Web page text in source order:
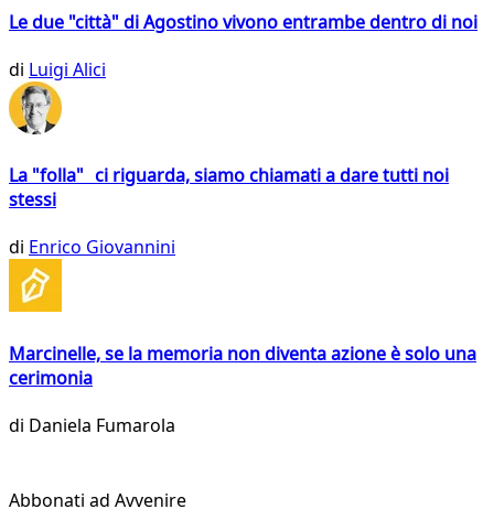
Le due "città" di Agostino vivono entrambe dentro di noi
di Luigi Alici
La "folla" ci riguarda, siamo chiamati a dare tutti noi
stessi
di Enrico Giovannini
Marcinelle, se la memoria non diventa azione è solo una
cerimonia
di Daniela Fumarola
Abbonati ad Avvenire